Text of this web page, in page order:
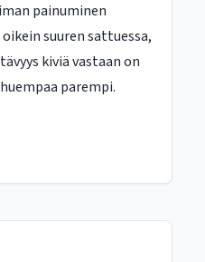
painuminen
suuren sattuessa,
kiviä vastaan on
parempi.